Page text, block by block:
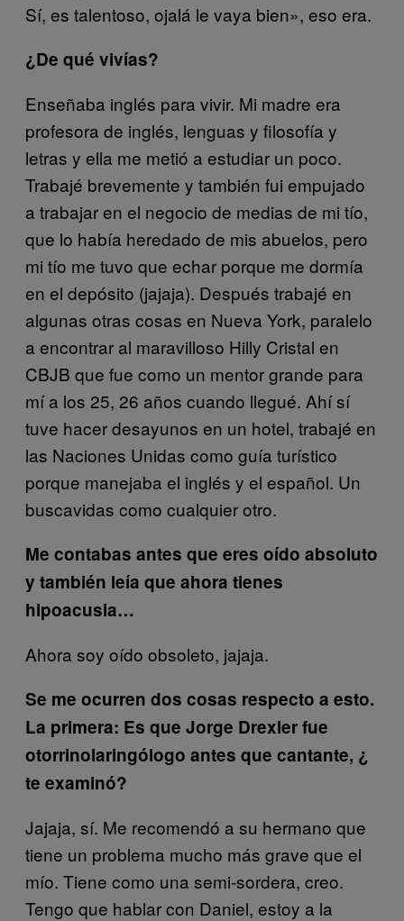
Sí, es talentoso, ojalá le vaya bien», eso era.
¿De qué vivías?
Enseñaba inglés para vivir. Mi madre era
profesora de inglés, lenguas y filosofía y
letras y ella me metió a estudiar un poco.
Trabajé brevemente y también fui empujado
a trabajar en el negocio de medias de mi tío,
que lo había heredado de mis abuelos, pero
mi tío me tuvo que echar porque me dormía
en el depósito (jajaja). Después trabajé en
algunas otras cosas en Nueva York, paralelo
a encontrar al maravilloso Hilly Cristal en
CBJB que fue como un mentor grande para
mí a los 25, 26 años cuando llegué. Ahí sí
tuve hacer desayunos en un hotel, trabajé en
las Naciones Unidas como guía turístico
porque manejaba el inglés y el español. Un
buscavidas como cualquier otro.
Me contabas antes que eres oído absoluto
y también leía que ahora tienes
hipoacusia…
Ahora soy oído obsoleto, jajaja.
Se me ocurren dos cosas respecto a esto.
La primera: Es que Jorge Drexler fue
otorrinolaringólogo antes que cantante, ¿
te examinó?
Jajaja, sí. Me recomendó a su hermano que
tiene un problema mucho más grave que el
mío. Tiene como una semi-sordera, creo.
Tengo que hablar con Daniel, estoy a la